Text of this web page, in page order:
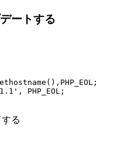
ートする
, PHP_EOL;
る